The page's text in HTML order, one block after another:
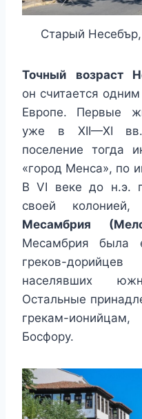
Старый
Точный возраст
он считается
Европе. Первые
уже в XII—XI
поселение тогда
«город Менса», по
В VI веке до н.э.
своей
Месамбрия
Месамбрия была
греков-
населявших
Остальные
грекам-
Босфору.